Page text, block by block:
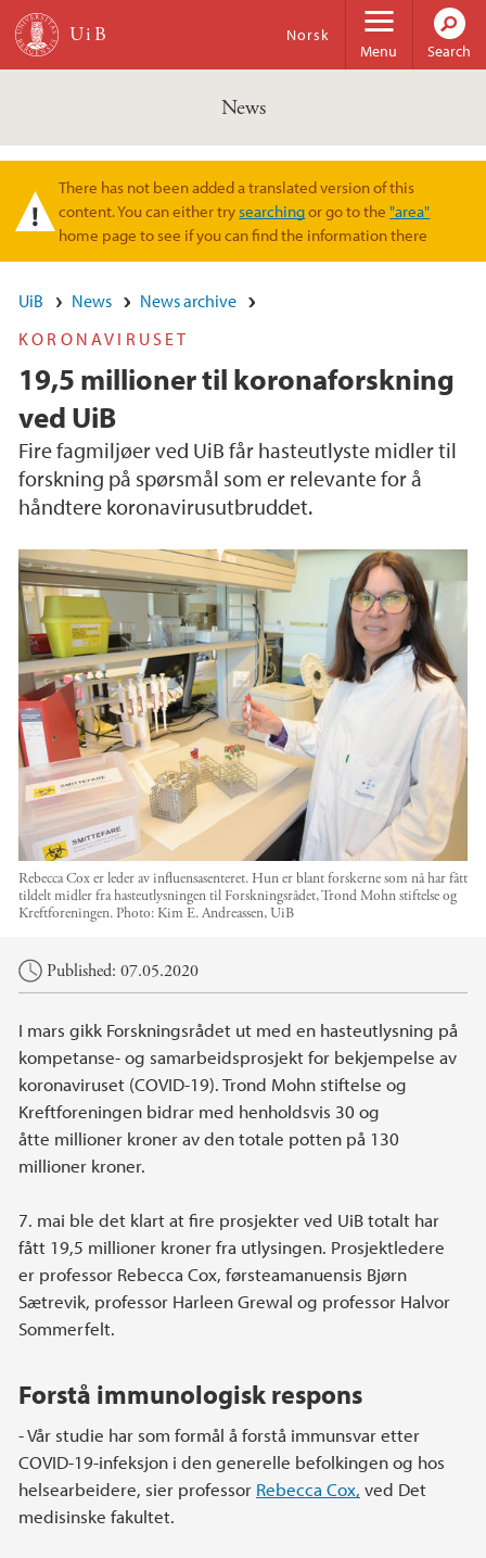
Skip to main content
Menu
Norsk
Search
News
Warning message
There has not been added a translated version of this
content. You can either trysearchingor go to the"area"
home page to see if you can find the information there
UiB News
News archive
KORONAVIRUSET
19,5 millioner til koronaforskning
ved UiB
Fire fagmiljøer ved UiB får hasteutlyste midler til
forskning på spørsmål som er relevante for å
håndtere koronavirusutbruddet.
Rebecca Cox er leder av influensasenteret. Hun er blant forskerne som nå har fått
tildelt midler fra hasteutlysningen til Forskningsrådet, Trond Mohn stiftelse og
Kreftforeningen. Photo: Kim E. Andreassen, UiB
Main content
Published: 07.05.2020
I mars gikk Forskningsrådet ut med en hasteutlysning på
kompetanse- og samarbeidsprosjekt for bekjempelse av
koronaviruset (COVID-19). Trond Mohn stiftelse og
Kreftforeningen bidrar med henholdsvis 30 og
åtte millioner kroner av den totale potten på 130
millioner kroner.
7. mai ble det klart at fire prosjekter ved UiB totalt har
fått 19,5 millioner kroner fra utlysingen. Prosjektledere
er professor Rebecca Cox, førsteamanuensis Bjørn
Sætrevik, professor Harleen Grewal og professor Halvor
Sommerfelt.
Forstå immunologisk respons
- Vår studie har som formål å forstå immunsvar etter
COVID-19-infeksjon i den generelle befolkingen og hos
helsearbeidere, sier professor Rebecca Cox, ved Det
medisinske fakultet.